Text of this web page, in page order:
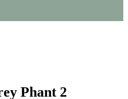
Phant 2